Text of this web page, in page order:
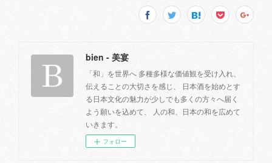
bien - 美宴
「和」を世界へ 多種多様な価値観を受け入れ、
伝えることの大切さを感じ、 日本酒を始めとす
る日本文化の魅力が少しでも多くの方々へ届く
よう願いを込めて、 人の和、日本の和を広めて
いきます。
フォロー